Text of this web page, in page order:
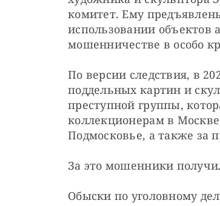
комитет. Ему
использовании объектов
мошенничестве в особо
По версии следствия, в
поддельных картин и
преступной группы,
коллекционерам в
Подмосковье, а также за
За это мошенники
Обыски по уголовному